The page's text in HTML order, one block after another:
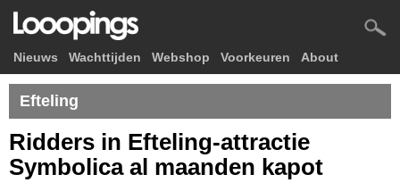
Nieuws Wachttijden Webshop Voorkeuren About
Efteling
Ridders in Efteling-attractie
Symbolica al maanden kapot